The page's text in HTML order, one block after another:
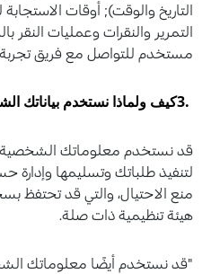
التاريخ والوقت); أوقات
التمرير والنقرات وعمليات
مستخدم للتواصل مع فريق تجربة
.3 كيف ولماذا نستخدم بياناتك
قد نستخدم معلوماتك الشخصية
لتنفيذ طلباتك وتسليمها وإدارة
منع الاحتيال، والتي قد تحتفظ
هيئة تنظيمية ذات صلة.
"قد نستخدم أيضًا معلوماتك